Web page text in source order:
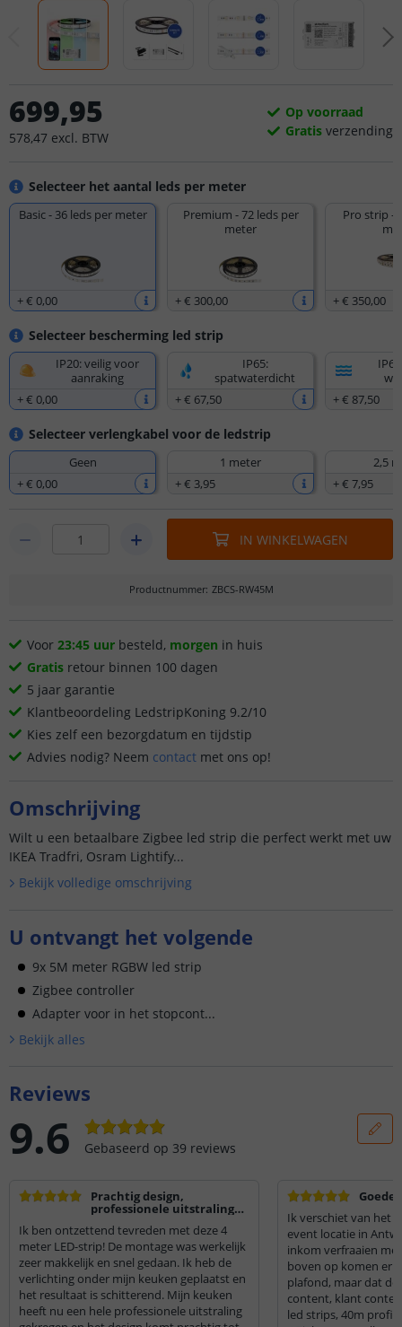
Selecteer het aantal leds per meter
Basic - 36 leds per meter
+€ 0,00
Premium - 72 leds per
meter
+€ 300,00
Pro strip -
+€ 350,00
Selecteer bescherming led strip
IP20: veilig voor
aanraking
+€ 0,00
IP65:
spatwaterdicht
+€ 67,50
+€ 87,50
Selecteer verlengkabel voor de ledstrip
Geen
+€ 0,00
1 meter
+€ 3,95
2,5
+€ 7,95
699,95
578,47 excl. BTW
Op voorraad
Gratis verzending
IN WINKELWAGEN
Productnummer: ZBCS-RW45M
Voor 23:45 uur besteld, morgen in huis
Gratis retour binnen 100 dagen
5 jaar garantie
Klantbeoordeling LedstripKoning 9.2/10
Kies zelf een bezorgdatum en tijdstip
Advies nodig? Neem contact met ons op!
Omschrijving
Wilt u een betaalbare Zigbee led strip die perfect werkt met uw
IKEA Tradfri, Osram Lightify...
Bekijk volledige omschrijving
U ontvangt het volgende
9x 5M meter RGBW led strip
Zigbee controller
Adapter voor in het stopcont...
Bekijk alles
Reviews
9.6 Gebaseerd op 39 reviews
Prachtig design,
professionele uitstraling
montage!
Ik ben ontzettend tevreden met deze 4
meter LED-strip! De montage was werkelijk
zeer makkelijk en snel gedaan. Ik heb de
verlichting onder mijn keuken geplaatst en
het resultaat is schitterend. Mijn keuken
heeft nu een hele professionele uitstraling
Goede
Ik verschiet van het
event locatie in
inkom verfraaien
boven op komen er
plafond, maar dat
content, klant
led strips, 40m